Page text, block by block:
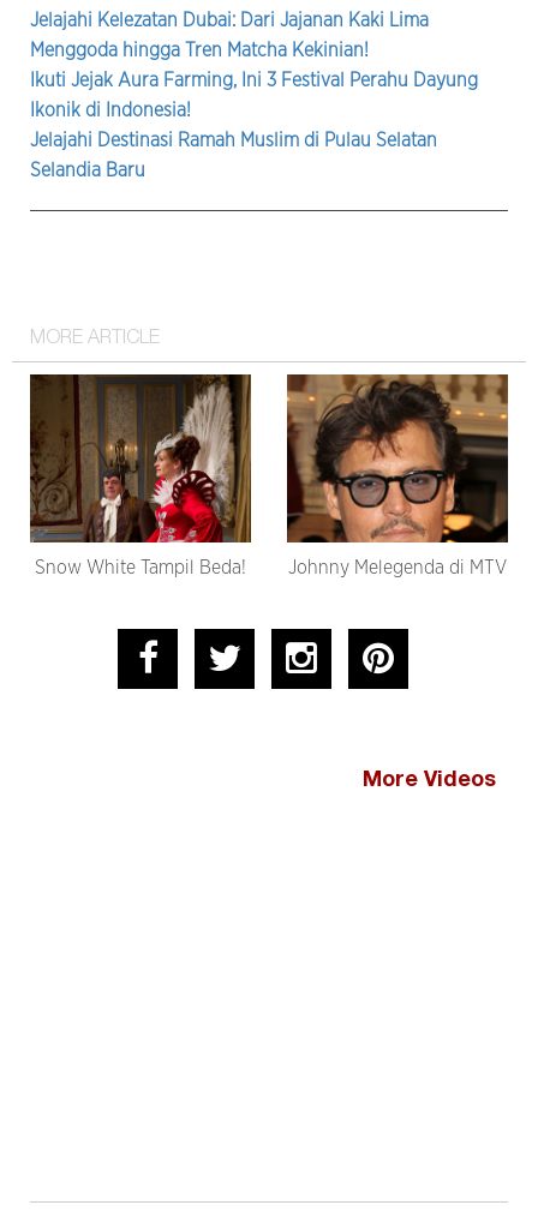
Jelajahi Kelezatan Dubai: Dari Jajanan Kaki Lima
Menggoda hingga Tren Matcha Kekinian!
Ikuti Jejak Aura Farming, Ini 3 Festival Perahu Dayung
Ikonik di Indonesia!
Jelajahi Destinasi Ramah Muslim di Pulau Selatan
Selandia Baru
MORE ARTICLE
Snow White Tampil Beda! Johnny Melegenda di MTV
More Videos